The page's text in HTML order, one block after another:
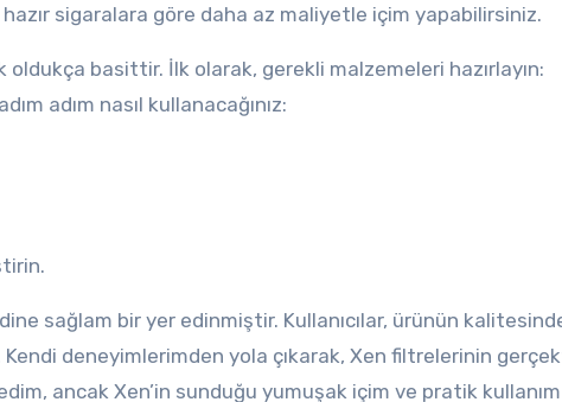
hazır sigaralara göre daha az maliyetle içim yapabilirsiniz.
basittir. İlk olarak, gerekli malzemeleri hazırlayın:
adım nasıl kullanacağınız:
sağlam bir yer edinmiştir. Kullanıcılar, ürünün
deneyimlerimden yola çıkarak, Xen filtrelerinin
ancak Xen’in sunduğu yumuşak içim ve pratik kullanım